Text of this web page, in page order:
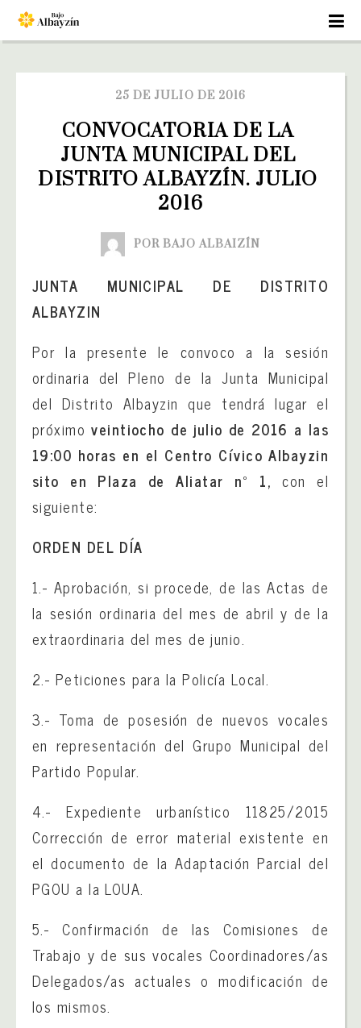
25 DE JULIO DE 2016
CONVOCATORIA DE LA
JUNTA MUNICIPAL DEL
DISTRITO ALBAYZÍN. JULIO
2016
POR BAJO ALBAIZÍN
JUNTA MUNICIPAL DE DISTRITO
ALBAYZIN
Por la presente le convoco a la sesión
ordinaria del Pleno de la Junta Municipal
del Distrito Albayzin que tendrá lugar el
próximoveintiocho de julio de 2016 a las
19:00 horas en el Centro Cívico Albayzin
sito en Plaza de Aliatar nº 1, con el
siguiente:
ORDEN DEL DÍA
1.- Aprobación, si procede, de las Actas de
la sesión ordinaria del mes de abril y de la
extraordinaria del mes de junio.
2.- Peticiones para la Policía Local.
3.- Toma de posesión de nuevos vocales
en representación del Grupo Municipal del
Partido Popular.
4.- Expediente urbanístico 11825/2015
Corrección de error material existente en
el documento de la Adaptación Parcial del
PGOU a la LOUA.
5.- Confirmación de las Comisiones de
Trabajo y de sus vocales Coordinadores/as
Delegados/as actuales o modificación de
los mismos.